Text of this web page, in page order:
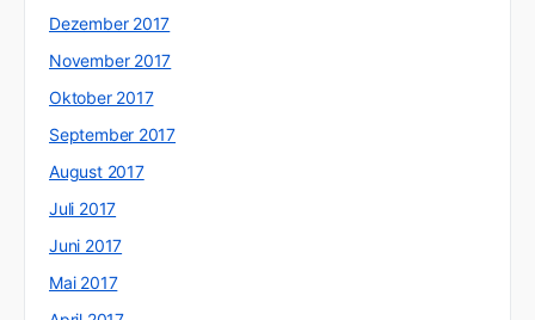
Dezember 2017
November 2017
Oktober 2017
September 2017
August 2017
Juli 2017
Juni 2017
Mai 2017